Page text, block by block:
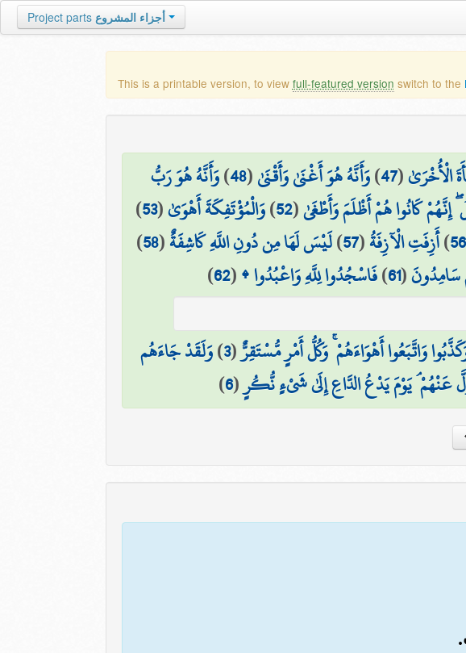
Project parts أجزاء المشروع
This is a printable version, to view full-featured version switch to the
الْأُخْرَىٰ(
47
)وَأَنَّهُ هُوَ أَغْنَىٰ وَأَقْنَىٰ(
48
)وَأَنَّهُ هُوَ رَبُّ
كَانُوا هُمْ أَظْلَمَ وَأَطْغَىٰ(
52
)وَالْمُؤْتَفِكَةَ أَهْوَىٰ(
53
)
56
)أَزِفَتِ الْآزِفَةُ(
57
)لَيْسَ لَهَا مِن دُونِ اللَّهِ كَاشِفَةٌ(
58
)
سَامِدُونَ(
61
)فَاسْجُدُوا لِلَّهِ وَاعْبُدُوا ۩(
62
)
وَاتَّبَعُوا أَهْوَاءَهُمْ ۚ وَكُلُّ أَمْرٍ مُّسْتَقِرٌّ(
3
)وَلَقَدْ جَاءَهُم
عَنْهُمْ ۘ يَوْمَ يَدْعُ الدَّاعِ إِلَىٰ شَيْءٍ نُّكُرٍ(
6
)